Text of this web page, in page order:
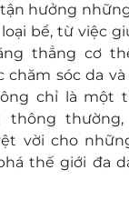
hưởng
bể, từ việc
thẳng cơ
chăm sóc da
chỉ là một
thông thường,
vời cho
thế giới đa